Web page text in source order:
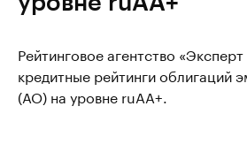
Рейтинговое агентство
кредитные рейтинги облигаций
(АО) на уровне ruAA+.